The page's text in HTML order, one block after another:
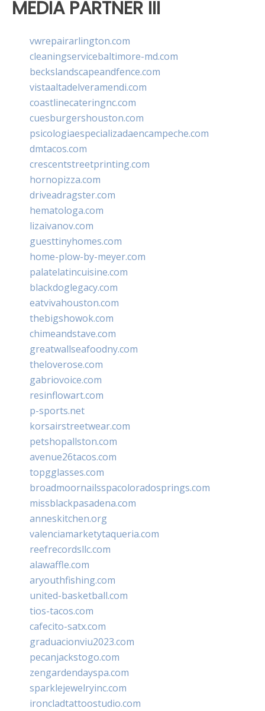
MEDIA PARTNER III
vwrepairarlington.com
cleaningservicebaltimore-md.com
beckslandscapeandfence.com
vistaaltadelveramendi.com
coastlinecateringnc.com
cuesburgershouston.com
psicologiaespecializadaencampeche.com
dmtacos.com
crescentstreetprinting.com
hornopizza.com
driveadragster.com
hematologa.com
lizaivanov.com
guesttinyhomes.com
home-plow-by-meyer.com
palatelatincuisine.com
blackdoglegacy.com
eatvivahouston.com
thebigshowok.com
chimeandstave.com
greatwallseafoodny.com
theloverose.com
gabriovoice.com
resinflowart.com
p-sports.net
korsairstreetwear.com
petshopallston.com
avenue26tacos.com
topgglasses.com
broadmoornailsspacoloradosprings.com
missblackpasadena.com
anneskitchen.org
valenciamarketytaqueria.com
reefrecordsllc.com
alawaffle.com
aryouthfishing.com
united-basketball.com
tios-tacos.com
cafecito-satx.com
graduacionviu2023.com
pecanjackstogo.com
zengardendayspa.com
sparklejewelryinc.com
ironcladtattoostudio.com